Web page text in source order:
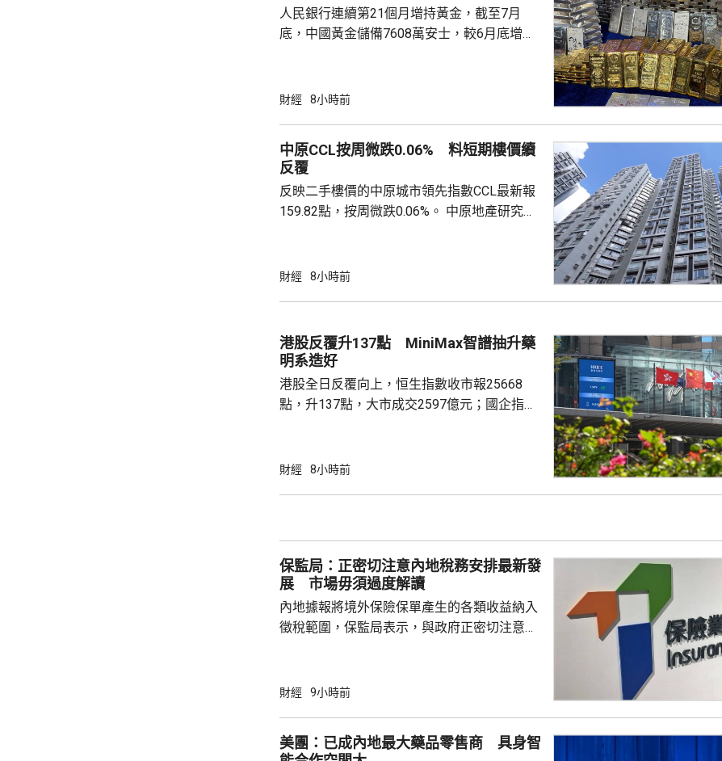
人民銀行連續第21個月增持黃金，截至7月
底，中國黃金儲備7608萬安士，較6月底增加
金，將可助力支持香港成為主要的黃金交易中
港增加黃金存儲，預料趨勢持續。 香港上月啟
動試運行的黃金清算系統。人行行長潘功勝在
啟動儀式表示，將繼續提高國...
財經 8小時前
中原CCL按周微跌0.06% 料短期樓價續
反覆
反映二手樓價的中原城市領先指數CCL最新報
159.82點，按周微跌0.06%。 中原地產研究部
強硬，造成拉鋸局面，致成交量減少，樓價出
點，未有轉勢向下。她指，近期內地接連執行
多項資金管理措施令股市波動，業主買家均轉
趨觀望，部分業主...
財經 8小時前
港股反覆升137點 MiniMax智譜抽升藥
明系造好
港股全日反覆向上，恒生指數收市報25668
點，升137點，大市成交2597億元；國企指數
股急升，MiniMax(00100.HK)升近1成，報
財經 8小時前
保監局：正密切注意內地稅務安排最新發
展 市場毋須過度解讀
內地據報將境外保險保單產生的各類收益納入
徵稅範圍，保監局表示，與政府正密切注意內
境外投資收益必須依法申報及繳稅的要求一直
貨幣選擇、環球資產配置、人生規劃、財富傳
財經 9小時前
美團：已成內地最大藥品零售商 具身智